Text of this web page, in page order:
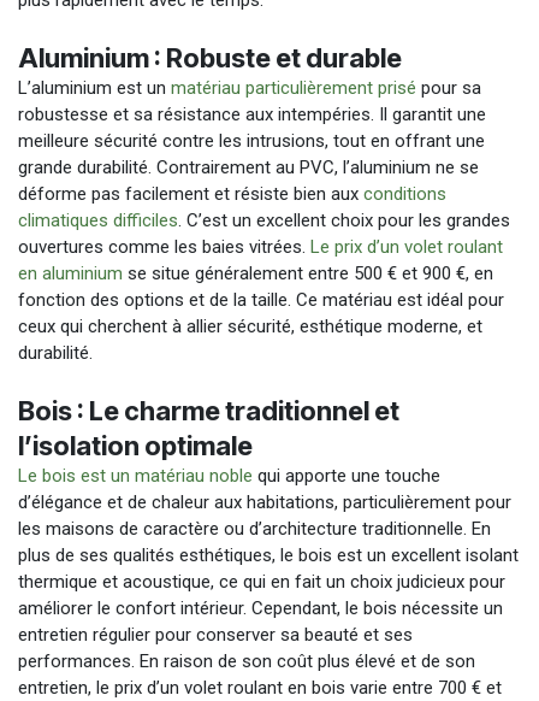
Aluminium : Robuste et durable
L’aluminium est un matériau particulièrement prisé pour sa
robustesse et sa résistance aux intempéries. Il garantit une
meilleure sécurité contre les intrusions, tout en offrant une
grande durabilité. Contrairement au PVC, l’aluminium ne se
déforme pas facilement et résiste bien aux conditions
climatiques difficiles. C’est un excellent choix pour les grandes
ouvertures comme les baies vitrées. Le prix d’un volet roulant
en aluminium se situe généralement entre 500 € et 900 €, en
fonction des options et de la taille. Ce matériau est idéal pour
ceux qui cherchent à allier sécurité, esthétique moderne, et
durabilité.
Bois : Le charme traditionnel et
l’isolation optimale
Le bois est un matériau noble qui apporte une touche
d’élégance et de chaleur aux habitations, particulièrement pour
les maisons de caractère ou d’architecture traditionnelle. En
plus de ses qualités esthétiques, le bois est un excellent isolant
thermique et acoustique, ce qui en fait un choix judicieux pour
améliorer le confort intérieur. Cependant, le bois nécessite un
entretien régulier pour conserver sa beauté et ses
performances. En raison de son coût plus élevé et de son
entretien, le prix d’un volet roulant en bois varie entre 700 € et